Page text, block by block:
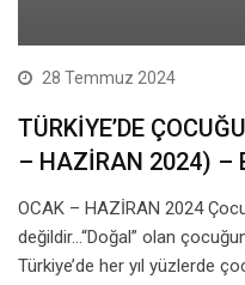
28 Temmuz 2024
TÜRKİYE’DE
– HAZİRAN 2024) –
OCAK – HAZİRAN 2024
değildir…“Doğal” olan
Türkiye’de her yıl yüzlerde